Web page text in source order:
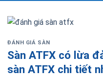
ĐÁNH GIÁ SÀN
Sàn ATFX có lừa
sàn ATFX chi tiết